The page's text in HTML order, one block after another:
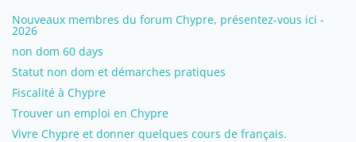
Nouveaux membres du forum Chypre, présentez-vous ici -
2026
non dom 60 days
Statut non dom et démarches pratiques
Fiscalité à Chypre
Trouver un emploi en Chypre
Vivre Chypre et donner quelques cours de français.